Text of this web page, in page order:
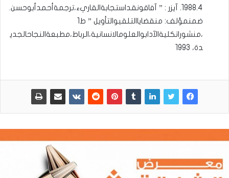
1988.4. آيزر : ” آفاقونقداستجابةالقاريء،ترجمةأحمدأبوحسن.
ضمنمؤلف: منقضاياالتلقيوالتأويل ” ط1
،منشوراتكليةالآدابوالعلومالانسانية،الرباط،مطبعةالنجاحالجدي
دة، 1993